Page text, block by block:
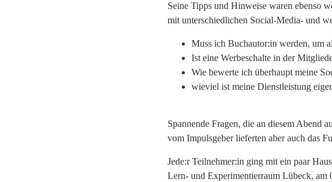
Seine Tipps und Hinweise waren ebenso
mit unterschiedlichen Social-Media- und
Muss ich Buchautor:in werden, um
Ist eine Werbeschalte in der
Wie bewerte ich überhaupt meine
wieviel ist meine Dienstleistung
Spannende Fragen, die an diesem Abend
vom Impulsgeber lieferten aber auch das
Jede:r Teilnehmer:in ging mit ein paar
Lern- und Experimentierraum Lübeck, am